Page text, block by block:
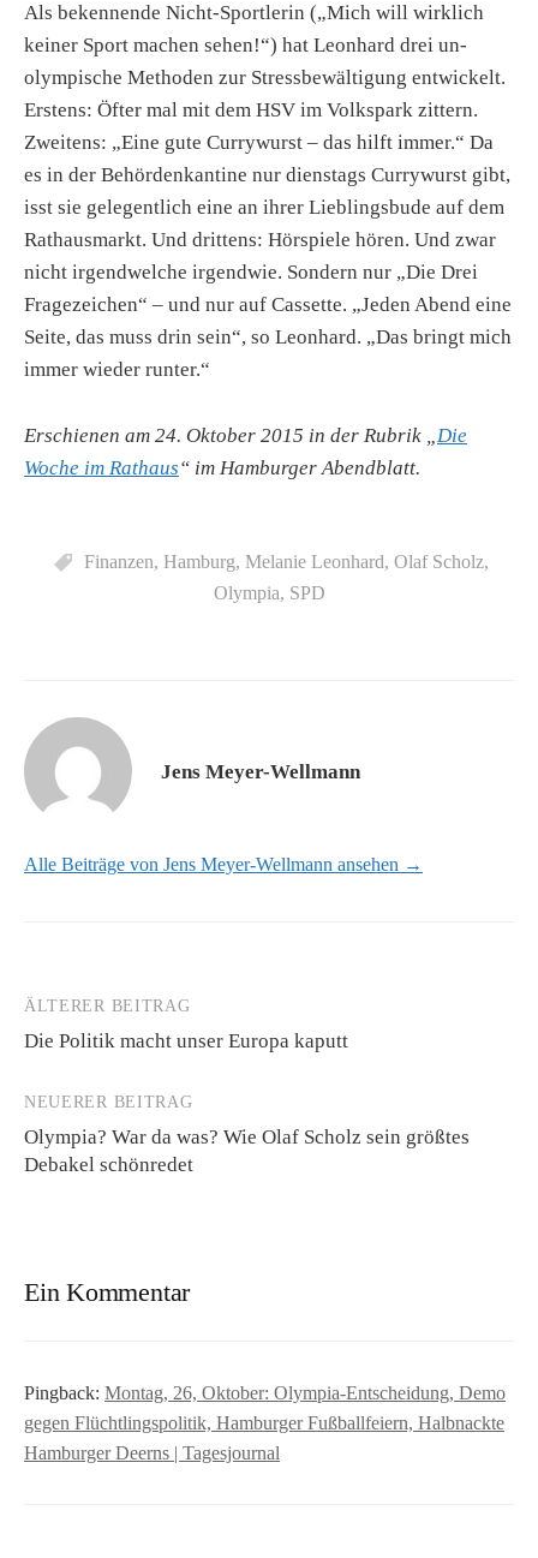
Als bekennende Nicht-Sportlerin („Mich will wirklich
keiner Sport machen sehen!“) hat Leonhard drei un-
olympische Methoden zur Stressbewältigung entwickelt.
Erstens: Öfter mal mit dem HSV im Volkspark zittern.
Zweitens: „Eine gute Currywurst – das hilft immer.“ Da
es in der Behördenkantine nur dienstags Currywurst gibt,
isst sie gelegentlich eine an ihrer Lieblingsbude auf dem
Rathausmarkt. Und drittens: Hörspiele hören. Und zwar
nicht irgendwelche irgendwie. Sondern nur „Die Drei
Fragezeichen“ – und nur auf Cassette. „Jeden Abend eine
Seite, das muss drin sein“, so Leonhard. „Das bringt mich
immer wieder runter.“
Erschienen am 24. Oktober 2015 in der Rubrik „ Die
Woche im Rathaus“ im Hamburger Abendblatt.
Finanzen, Hamburg, Melanie Leonhard, Olaf Scholz,
Olympia, SPD
Jens Meyer-Wellmann
Alle Beiträge von Jens Meyer-Wellmann ansehen →
Beitrags-
Navigation
ÄLTERER BEITRAG
Die Politik macht unser Europa kaputt
NEUERER BEITRAG
Olympia? War da was? Wie Olaf Scholz sein größtes
Debakel schönredet
Ein Kommentar
Pingback: Montag, 26, Oktober: Olympia-Entscheidung, Demo
gegen Flüchtlingspolitik, Hamburger Fußballfeiern, Halbnackte
Hamburger Deerns | Tagesjournal